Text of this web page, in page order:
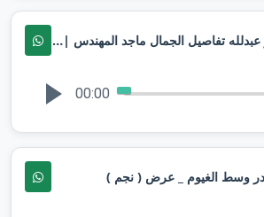
زفة سهيله و عبدلله تفاصيل الجمال ماجد المهندس | زفات 2025
00:00
وسط الغيوم _ عرض ( نجم )